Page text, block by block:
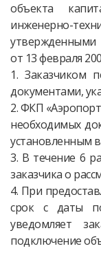
объекта
инженерно-
утвержденными
от 13 февраля
1. Заказчиком
документами,
2. ФКП
необходимых
установленным
3. В течение 6
заказчика о
4. При
срок с даты
уведомляет
подключение